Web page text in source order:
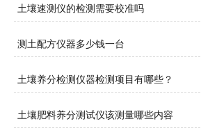
土壤速测仪的检测需要校准吗
测土配方仪器多少钱一台
土壤养分检测仪器检测项目有哪些？
土壤肥料养分测试仪该测量哪些内容